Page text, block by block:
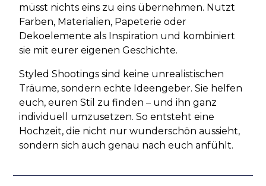
müsst nichts eins zu eins übernehmen. Nutzt
Farben, Materialien, Papeterie oder
Dekoelemente als Inspiration und kombiniert
sie mit eurer eigenen Geschichte.
Styled Shootings sind keine unrealistischen
Träume, sondern echte Ideengeber. Sie helfen
euch, euren Stil zu finden – und ihn ganz
individuell umzusetzen. So entsteht eine
Hochzeit, die nicht nur wunderschön aussieht,
sondern sich auch genau nach euch anfühlt.